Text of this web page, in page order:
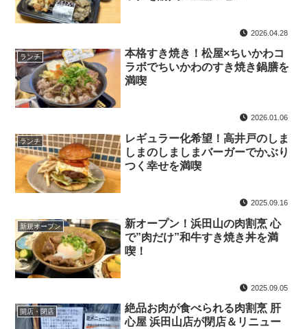
2026.04.28
ランチ
本格すき焼き！松屋×ちいかわコ
ラボでちいかわのすき焼き鍋膳を
満喫
2026.01.06
ランチ
レギュラー化希望！高井戸のしま
しまのしましまバーガーでかぶり
つく幸せを満喫
2025.09.16
新規オープン
新オープン！浜田山の肉割烹 心
で”肉だけ”和牛すき焼き丼を満
喫！
2025.09.05
開店・閉店
絶品お肉が食べられる肉割烹 肝
心屋 浜田山店が閉店＆リニュー